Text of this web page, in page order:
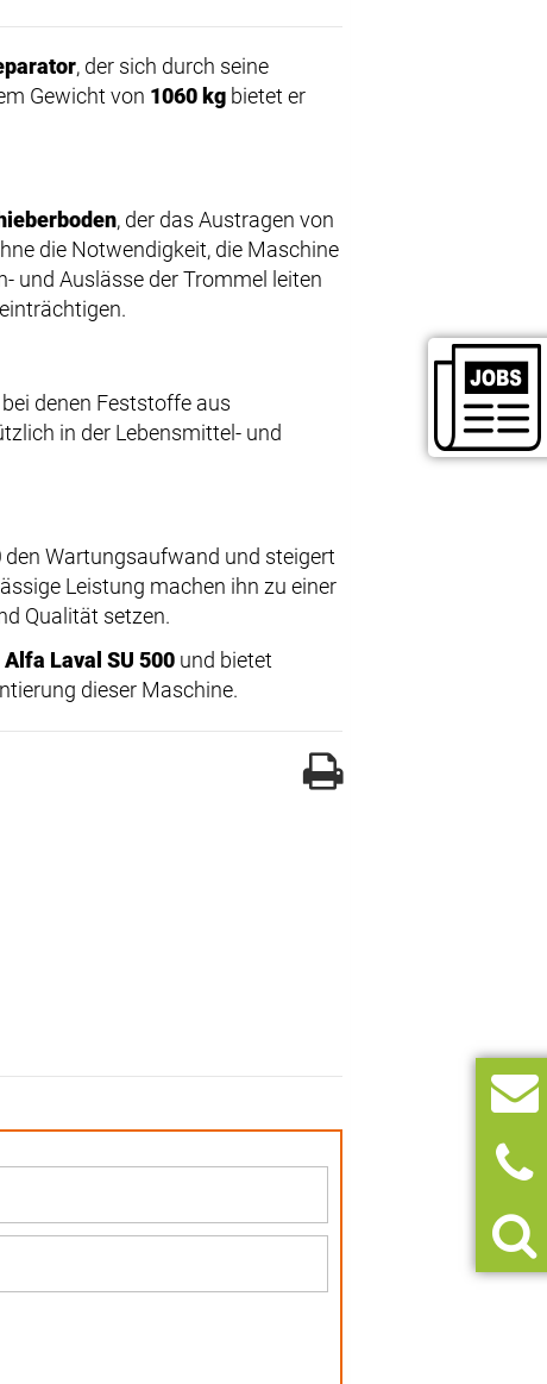
, der sich durch seine
Gewicht von 1060 kg bietet er
, der das Austragen von
die Notwendigkeit, die Maschine
und Auslässe der Trommel leiten
denen Feststoffe aus
in der Lebensmittel- und
den Wartungsaufwand und steigert
Leistung machen ihn zu einer
Qualität setzen.
Alfa Laval SU 500 und bietet
dieser Maschine.